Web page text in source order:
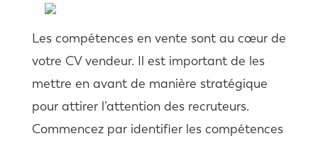
Les compétences en vente sont au cœur de
votre CV vendeur. Il est important de les
mettre en avant de manière stratégique
pour attirer l’attention des recruteurs.
Commencez par identifier les compétences